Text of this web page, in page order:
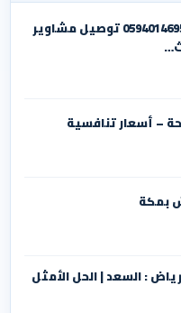
دباب نقل عفش جدة 0594014695 توصيل مشاوير
– أسعار تنافسية
بمكة
: السعد | الحل الأمثل